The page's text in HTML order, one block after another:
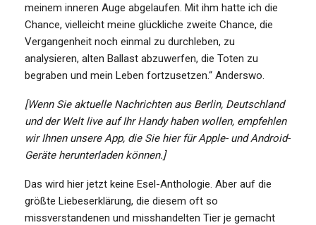
meinem inneren Auge abgelaufen. Mit ihm hatte ich die
Chance, vielleicht meine glückliche zweite Chance, die
Vergangenheit noch einmal zu durchleben, zu
analysieren, alten Ballast abzuwerfen, die Toten zu
begraben und mein Leben fortzusetzen.“ Anderswo.
[Wenn Sie aktuelle Nachrichten aus Berlin, Deutschland
und der Welt live auf Ihr Handy haben wollen, empfehlen
wir Ihnen unsere App, die Sie hier für Apple- und Android-
Geräte herunterladen können.]
Das wird hier jetzt keine Esel-Anthologie. Aber auf die
größte Liebeserklärung, die diesem oft so
missverstandenen und misshandelten Tier je gemacht